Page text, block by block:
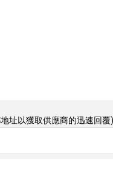
址以獲取供應商的迅速回覆)